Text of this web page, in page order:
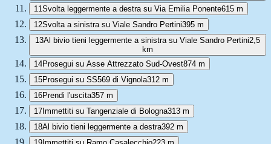
11Svolta leggermente a destra su Via Emilia Ponente615 m
12Svolta a sinistra su Viale Sandro Pertini395 m
13Al bivio tieni leggermente a sinistra su Viale Sandro Pertini2,5
km
14Prosegui su Asse Attrezzato Sud-Ovest874 m
15Prosegui su SS569 di Vignola312 m
16Prendi l'uscita357 m
17Immettiti su Tangenziale di Bologna313 m
18Al bivio tieni leggermente a destra392 m